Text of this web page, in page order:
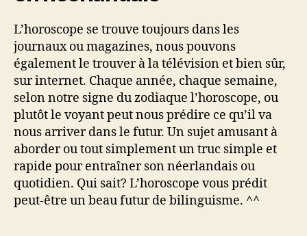
L’horoscope se trouve toujours dans les
journaux ou magazines, nous pouvons
également le trouver à la télévision et bien sûr,
sur internet. Chaque année, chaque semaine,
selon notre signe du zodiaque l’horoscope, ou
plutôt le voyant peut nous prédire ce qu’il va
nous arriver dans le futur. Un sujet amusant à
aborder ou tout simplement un truc simple et
rapide pour entraîner son néerlandais ou
quotidien. Qui sait? L’horoscope vous prédit
peut-être un beau futur de bilinguisme. ^^